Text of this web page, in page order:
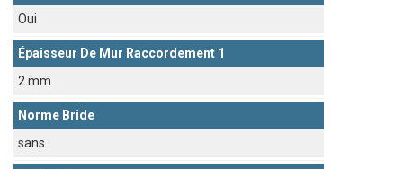
Oui
Épaisseur De Mur Raccordement 1
2 mm
Norme Bride
sans